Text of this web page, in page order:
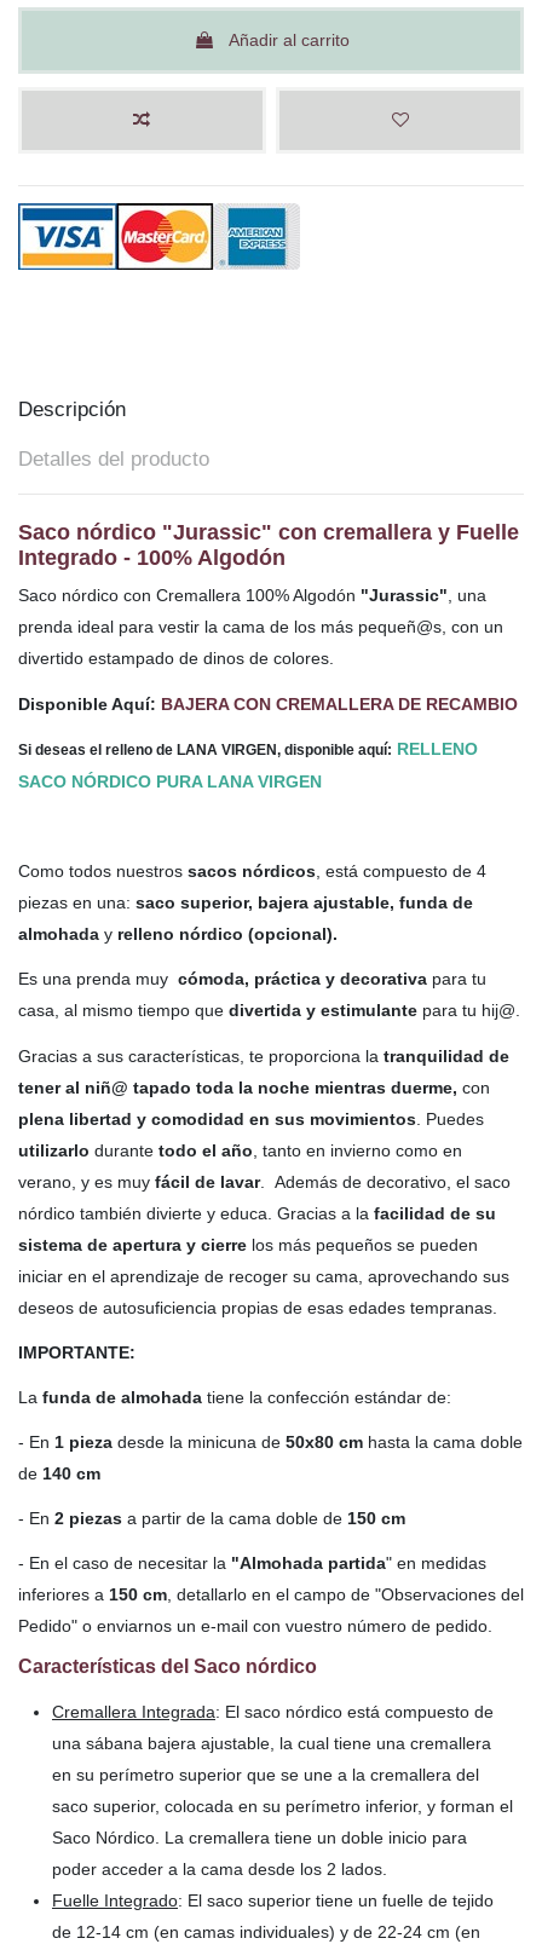
Añadir al carrito
Descripción
Detalles del producto
Saco nórdico "Jurassic" con cremallera y Fuelle
Integrado - 100% Algodón
Saco nórdico con Cremallera 100% Algodón "Jurassic", una
prenda ideal para vestir la cama de los más pequeñ@s, con un
divertido estampado de dinos de colores.
Disponible Aquí: BAJERA CON CREMALLERA DE RECAMBIO
Si deseas el relleno de LANA VIRGEN, disponible aquí: RELLENO
SACO NÓRDICO PURA LANA VIRGEN
Como todos nuestros sacos nórdicos , está compuesto de 4
piezas en una: saco superior, bajera ajustable, funda de
almohada y relleno nórdico (opcional).
Es una prenda muy cómoda, práctica y decorativa para tu
casa, al mismo tiempo que divertida y estimulante para tu hij@.
Gracias a sus características, te proporciona la tranquilidad de
tener al niñ@ tapado toda la noche mientras duerme, con
plena libertad y comodidad en sus movimientos . Puedes
utilizarlo durante todo el año , tanto en invierno como en
verano, y es muy fácil de lavar. Además de decorativo, el saco
nórdico también divierte y educa. Gracias a la facilidad de su
sistema de apertura y cierre los más pequeños se pueden
iniciar en el aprendizaje de recoger su cama, aprovechando sus
deseos de autosuficiencia propias de esas edades tempranas.
IMPORTANTE:
La funda de almohada tiene la confección estándar de:
- En 1 pieza desde la minicuna de 50x80 cm hasta la cama doble
de 140 cm
- En 2 piezas a partir de la cama doble de 150 cm
- En el caso de necesitar la "Almohada partida" en medidas
inferiores a 150 cm, detallarlo en el campo de "Observaciones del
Pedido" o enviarnos un e-mail con vuestro número de pedido.
Características del Saco nórdico
Cremallera Integrada: El saco nórdico está compuesto de
una sábana bajera ajustable, la cual tiene una cremallera
en su perímetro superior que se une a la cremallera del
saco superior, colocada en su perímetro inferior, y forman el
Saco Nórdico. La cremallera tiene un doble inicio para
poder acceder a la cama desde los 2 lados.
Fuelle Integrado: El saco superior tiene un fuelle de tejido
de 12-14 cm (en camas individuales) y de 22-24 cm (en